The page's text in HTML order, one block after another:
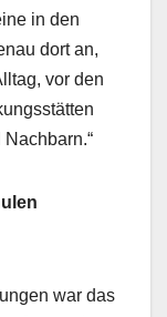
in den
dort an,
vor den
war das